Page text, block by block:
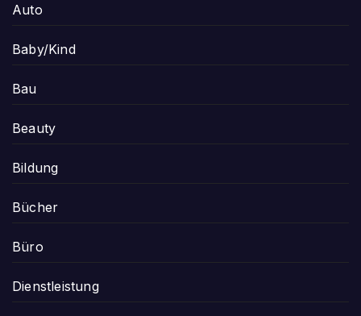
Auto
Baby/Kind
Bau
Beauty
Bildung
Bücher
Büro
Dienstleistung